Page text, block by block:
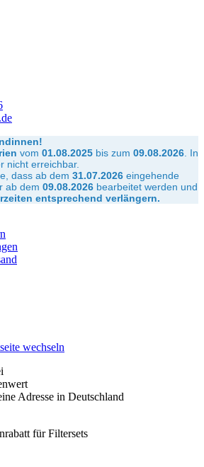
vom 01.08.2025 bis zum 09.08.2026 In
nicht erreichbar.
dass ab dem 31.07.2026 eingehende
ab dem 09.08.2026 bearbeitet werden und
entsprechend verlängern.
Adresse in Deutschland
für Filtersets